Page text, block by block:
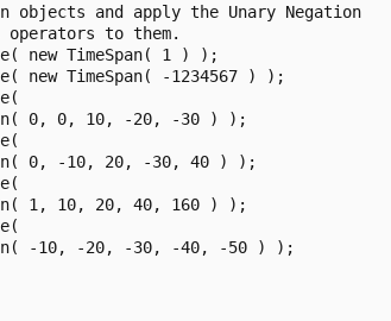
objects and apply the Unary Negation
operators to them.
new TimeSpan( 1 ) );
new TimeSpan( -1234567 ) );
0, 0, 10, -20, -30 ) );
0, -10, 20, -30, 40 ) );
1, 10, 20, 40, 160 ) );
-10, -20, -30, -40, -50 ) );